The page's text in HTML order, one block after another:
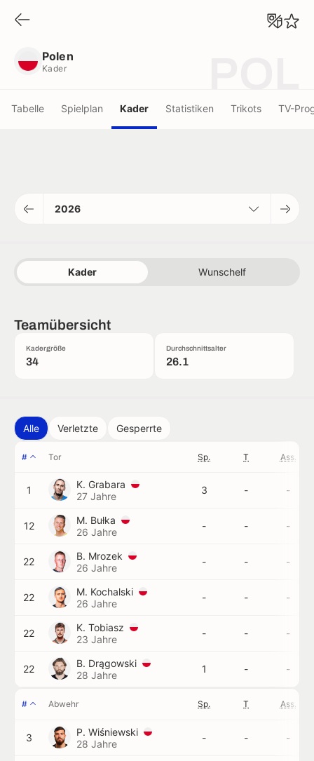
Polen
Kader
Tabelle Spielplan Kader Statistiken Trikots TV-
2026
Kader Wunschelf
Teamübersicht
Kadergröße
34
Durchschnittsalter
26.1
Alle Verletzte Gesperrte
# Tor Sp. T Ass.
1
K. Grabara
27 Jahre
3 - -
12
M. Bułka
26 Jahre
- - -
22
B. Mrozek
26 Jahre
- - -
22
M. Kochalski
26 Jahre
- - -
22
K. Tobiasz
23 Jahre
- - -
22
B. Drągowski
28 Jahre
1 - -
# Abwehr Sp. T Ass.
3
P. Wiśniewski
28 Jahre
- - -